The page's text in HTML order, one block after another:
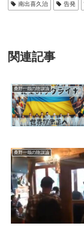
南出喜久治
告発
関連記事
桑野一哉の陰謀論
桑野一哉の陰謀論